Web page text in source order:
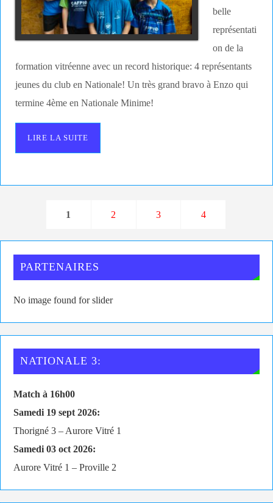
belle
représentati
on de la
formation vitréenne avec un record historique: 4 représentants
jeunes du club en Nationale! Un très grand bravo à Enzo qui
termine 4ème en Nationale Minime!
LIRE LA SUITE
1 2 3 4
PARTENAIRES
No image found for slider
NATIONALE 3:
Match à 16h00
Samedi 19 sept 2026:
Thorigné 3 – Aurore Vitré 1
Samedi 03 oct 2026:
Aurore Vitré 1 – Proville 2